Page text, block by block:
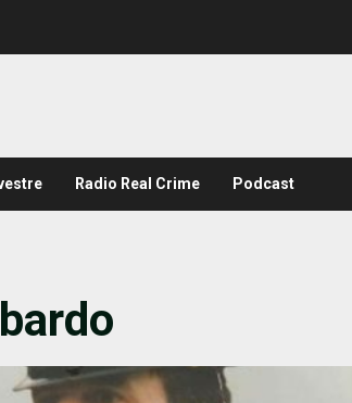
Radio Real Crime Podcast